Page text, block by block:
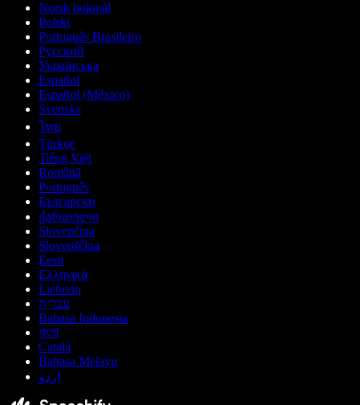
Norsk bokmål
Polski
Português Brasileiro
Русский
Українська
Español
Español (México)
Svenska
ไทย
Türkçe
Tiếng Việt
Română
Português
Български
ქართული
Slovenčina
Slovenščina
Eesti
Ελληνικά
Lietuvių
עברית
Bahasa Indonesia
বাংলা
Català
Bahasa Melayu
اردو